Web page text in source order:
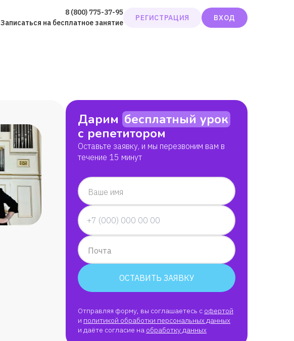
8 (800) 775-37-95
Записаться на бесплатное занятие
РЕГИСТРАЦИЯ ВХОД
Дарим бесплатный урок
с репетитором
Оставьте заявку, и мы перезвоним вам в
течение 15 минут
Ваше имя
Почта
ОСТАВИТЬ ЗАЯВКУ
Отправляя форму, вы соглашаетесь с офертой
и политикой обработки персональных данных
и даёте согласие на обработку данных